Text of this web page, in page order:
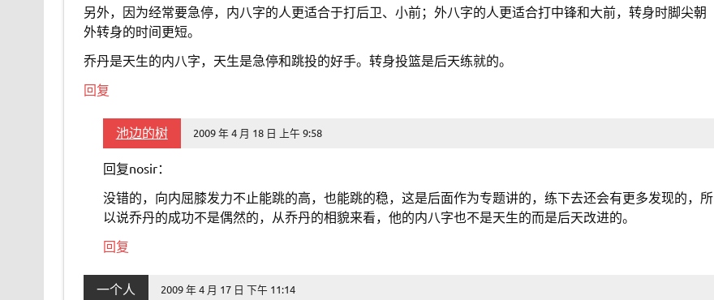
另外，因为经常要急停，内八字的人更适合于打后卫、小前；外八字的人更适合打中锋和大前，转身时脚尖朝
外转身的时间更短。
乔丹是天生的内八字，天生是急停和跳投的好手。转身投篮是后天练就的。
回复
池边的树 2009 年 4 月 18 日 上午 9:58
回复nosir：
没错的，向内屈膝发力不止能跳的高，也能跳的稳，这是后面作为专题讲的，练下去还会有更多发现的，所
以说乔丹的成功不是偶然的，从乔丹的相貌来看，他的内八字也不是天生的而是后天改进的。
回复
一个人 2009 年 4 月 17 日 下午 11:14